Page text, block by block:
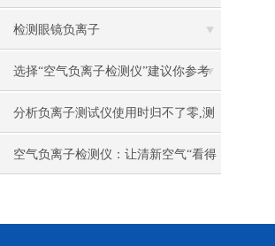
检测仪的操作指南与日常维护建议
检测眼镜负离子
选择“空气负离子检测仪”建议你参考
这6个要点
分析负离子测试仪使用时归不了零,测
试不准确的原因
空气负离子检测仪：让清新空气“看得